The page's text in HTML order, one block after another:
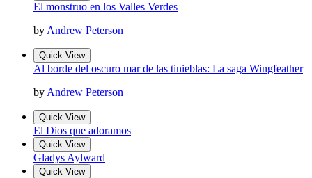
El monstruo en los Valles Verdes
by Andrew Peterson
Quick View
Al borde del oscuro mar de las tinieblas: La saga Wingfeather
by Andrew Peterson
Quick View
El Dios que adoramos
Quick View
Gladys Aylward
Quick View